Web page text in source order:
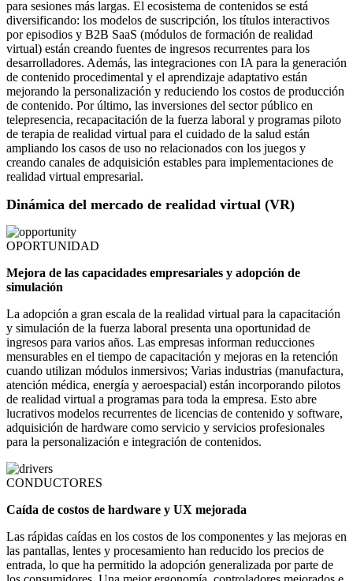
para sesiones más largas. El ecosistema de contenidos se está
diversificando: los modelos de suscripción, los títulos interactivos
por episodios y B2B SaaS (módulos de formación de realidad
virtual) están creando fuentes de ingresos recurrentes para los
desarrolladores. Además, las integraciones con IA para la generación
de contenido procedimental y el aprendizaje adaptativo están
mejorando la personalización y reduciendo los costos de producción
de contenido. Por último, las inversiones del sector público en
telepresencia, recapacitación de la fuerza laboral y programas piloto
de terapia de realidad virtual para el cuidado de la salud están
ampliando los casos de uso no relacionados con los juegos y
creando canales de adquisición estables para implementaciones de
realidad virtual empresarial.
Dinámica del mercado de realidad virtual (VR)
OPORTUNIDAD
Mejora de las capacidades empresariales y adopción de
simulación
La adopción a gran escala de la realidad virtual para la capacitación
y simulación de la fuerza laboral presenta una oportunidad de
ingresos para varios años. Las empresas informan reducciones
mensurables en el tiempo de capacitación y mejoras en la retención
cuando utilizan módulos inmersivos; Varias industrias (manufactura,
atención médica, energía y aeroespacial) están incorporando pilotos
de realidad virtual a programas para toda la empresa. Esto abre
lucrativos modelos recurrentes de licencias de contenido y software,
adquisición de hardware como servicio y servicios profesionales
para la personalización e integración de contenidos.
CONDUCTORES
Caída de costos de hardware y UX mejorada
Las rápidas caídas en los costos de los componentes y las mejoras en
las pantallas, lentes y procesamiento han reducido los precios de
entrada, lo que ha permitido la adopción generalizada por parte de